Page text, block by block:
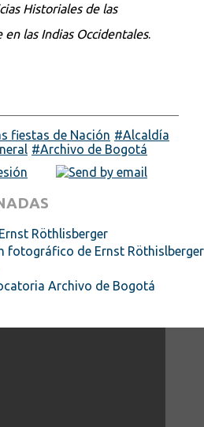
Historiales de las
las Indias Occidentales.
fiestas de Nación
Alcaldía
Archivo de Bogotá
Röthlisberger
fotográfico de Ernst Röthislberger
Archivo de Bogotá